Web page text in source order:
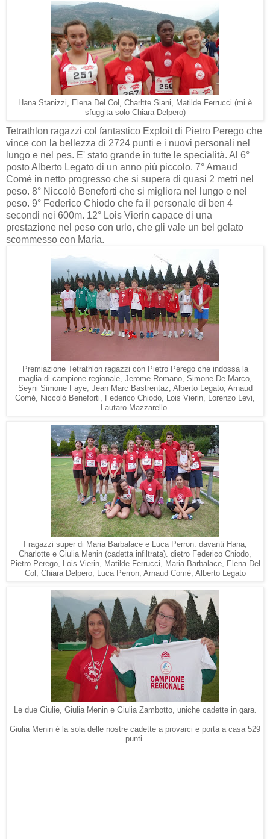
Hana Stanizzi, Elena Del Col, Charltte Siani, Matilde Ferrucci (mi è
sfuggita solo Chiara Delpero)
Tetrathlon ragazzi col fantastico Exploit di Pietro Perego che
vince con la bellezza di 2724 punti e i nuovi personali nel
lungo e nel pes. E' stato grande in tutte le specialità. Al 6°
posto Alberto Legato di un anno più piccolo. 7° Arnaud
Comé in netto progresso che si supera di quasi 2 metri nel
peso. 8° Niccolò Beneforti che si migliora nel lungo e nel
peso. 9° Federico Chiodo che fa il personale di ben 4
secondi nei 600m. 12° Lois Vierin capace di una
prestazione nel peso con urlo, che gli vale un bel gelato
scommesso con Maria.
Premiazione Tetrathlon ragazzi con Pietro Perego che indossa la
maglia di campione regionale, Jerome Romano, Simone De Marco,
Seyni Simone Faye, Jean Marc Bastrentaz, Alberto Legato, Arnaud
Comé, Niccolò Beneforti, Federico Chiodo, Lois Vierin, Lorenzo Levi,
Lautaro Mazzarello.
I ragazzi super di Maria Barbalace e Luca Perron: davanti Hana,
Charlotte e Giulia Menin (cadetta infiltrata). dietro Federico Chiodo,
Pietro Perego, Lois Vierin, Matilde Ferrucci, Maria Barbalace, Elena Del
Col, Chiara Delpero, Luca Perron, Arnaud Comé, Alberto Legato
Le due Giulie, Giulia Menin e Giulia Zambotto, uniche cadette in gara.
Giulia Menin è la sola delle nostre cadette a provarci e porta a casa 529
punti.